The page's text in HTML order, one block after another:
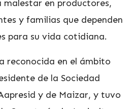
en productores,
y familias que dependen
para su vida cotidiana.
reconocida en el ámbito
de la Sociedad
y de Maizar, y tuvo